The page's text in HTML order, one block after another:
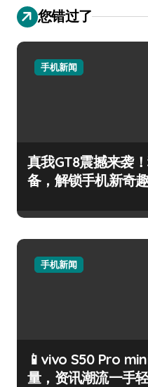
您错过了
手机新闻
真我GT8震撼来袭
备，解锁手机新奇
手机新闻
📱vivo S50 Pro
量，资讯潮流一手